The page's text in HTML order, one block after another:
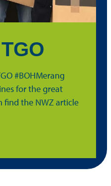
#BOHMerang
for the great
find the NWZ article